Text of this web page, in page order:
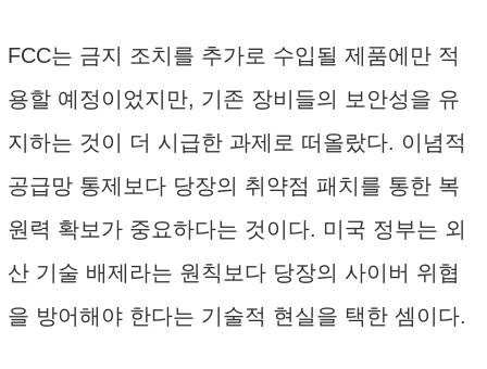
FCC는 금지 조치를 추가로 수입될 제품에만 적
용할 예정이었지만, 기존 장비들의 보안성을 유
지하는 것이 더 시급한 과제로 떠올랐다. 이념적
공급망 통제보다 당장의 취약점 패치를 통한 복
원력 확보가 중요하다는 것이다. 미국 정부는 외
산 기술 배제라는 원칙보다 당장의 사이버 위협
을 방어해야 한다는 기술적 현실을 택한 셈이다.